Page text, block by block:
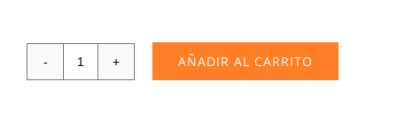
Extracto
liquido
AÑADIR AL CARRITO